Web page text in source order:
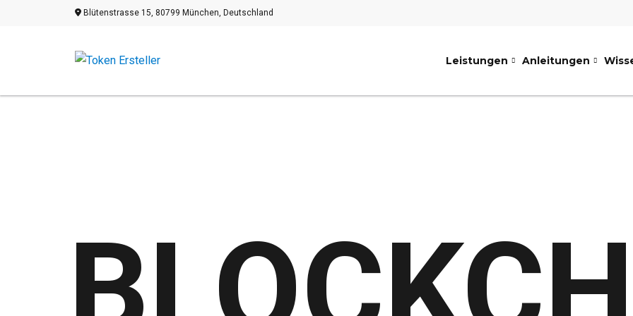
Blütenstrasse 15, 80799 München, Deutschland
Leistungen Anleitungen